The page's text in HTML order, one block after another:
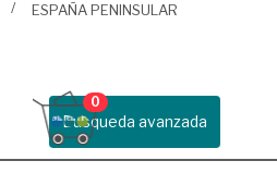
ESPAÑA PENINSULAR
Busqueda avanzada
0